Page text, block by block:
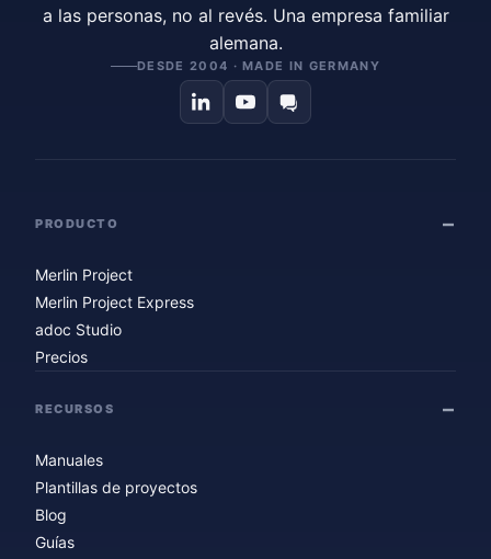
a las personas, no al revés. Una empresa familiar
alemana.
DESDE 2004 · MADE IN GERMANY
PRODUCTO
Merlin Project
Merlin Project Express
adoc Studio
Precios
RECURSOS
Manuales
Plantillas de proyectos
Blog
Guías